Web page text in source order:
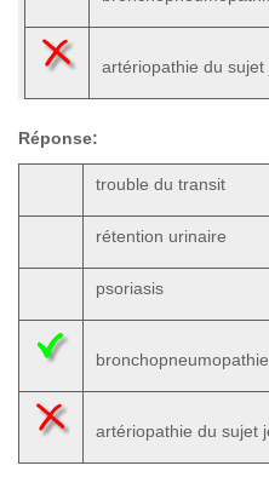
artériopathie du sujet
Réponse:
trouble du transit
rétention urinaire
psoriasis
artériopathie du sujet